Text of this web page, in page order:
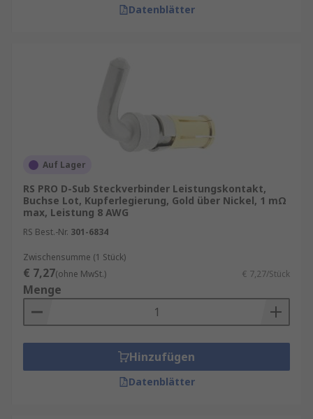
Datenblätter
Auf Lager
RS PRO D-Sub Steckverbinder Leistungskontakt,
Buchse Lot, Kupferlegierung, Gold über Nickel, 1 mΩ
max, Leistung 8 AWG
RS Best.-Nr. 301-6834
Zwischensumme (1 Stück)
€ 7,27(ohne MwSt.) € 7,27/Stück
Menge
Hinzufügen
Datenblätter